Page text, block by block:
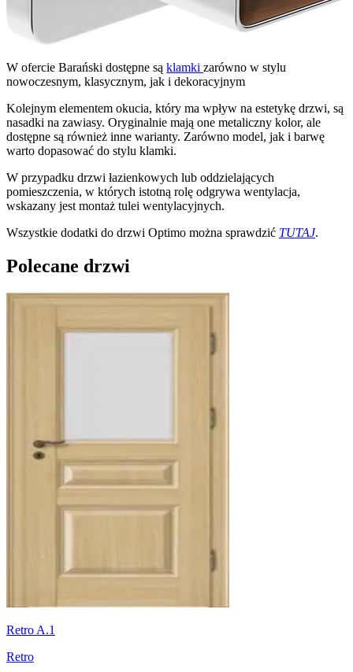
W ofercie Barański dostępne są klamki zarówno w stylu
nowoczesnym, klasycznym, jak i dekoracyjnym
Kolejnym elementem okucia, który ma wpływ na estetykę drzwi, są
nasadki na zawiasy. Oryginalnie mają one metaliczny kolor, ale
dostępne są również inne warianty. Zarówno model, jak i barwę
warto dopasować do stylu klamki.
W przypadku drzwi łazienkowych lub oddzielających
pomieszczenia, w których istotną rolę odgrywa wentylacja,
wskazany jest montaż tulei wentylacyjnych.
Wszystkie dodatki do drzwi Optimo można sprawdzić TUTAJ.
Polecane drzwi
Retro A.1
Retro